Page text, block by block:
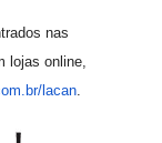
nas
lojas online,
lacan